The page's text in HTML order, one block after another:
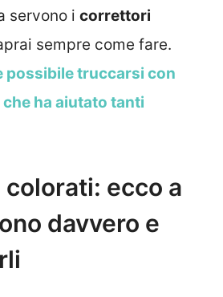
servono i correttori
sempre come fare.
possibile truccarsi con
ha aiutato tanti
ecco a
davvero e